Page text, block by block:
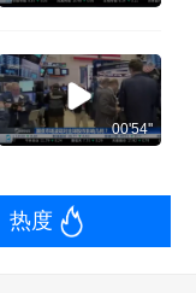
00'54''
热度